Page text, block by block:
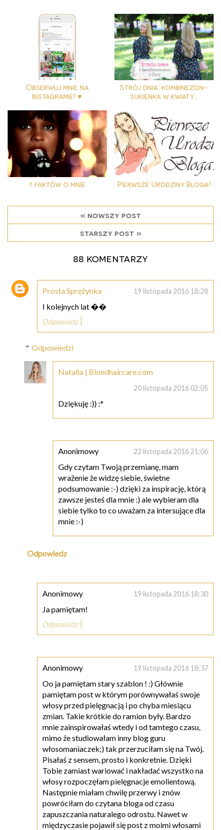
Obserwuj mnie na
Instagramie! ♥
Strój dnia: kombinezon-
sukienka w kwiaty...
7 faktów o mnie Pierwsze Urodziny Bloga!
« nowszy post
starszy post »
88 komentarzy
Prosta Sprężynka 19 listopada 2016 18:28
I kolejnych lat ��
Odpowiedz
Odpowiedzi
Natalia | Blondhaircare.com
20 listopada 2016 02:05
Dziękuję :)) :*
Anonimowy 22 listopada 2016 21:06
Gdy czytam Twoją przemianę, mam
wrażenie że widzę siebie, świetne
podsumowanie :-) dzięki za inspirację, którą
zawsze jesteś dla mnie :) ale wybieram dla
siebie tylko to co uważam za intersujące dla
mnie :-)
Odpowiedz
Anonimowy 19 listopada 2016 18:30
Ja pamiętam!
Odpowiedz
Anonimowy 19 listopada 2016 18:37
Oo ja pamiętam stary szablon ! :) Głównie
pamiętam post w którym porównywałaś swoje
włosy przed pielęgnacją i po chyba miesiącu
zmian. Takie krótkie do ramion były. Bardzo
mnie zainspirowałaś wtedy i od tamtego czasu,
mimo że studiowałam inny blog guru
włosomaniaczek;) tak przerzuciłam się na Twój.
Pisałaś z sensem, prosto i konkretnie. Dzięki
Tobie zamiast wariować i nakładać wszystko na
włosy rozpoczęłam pielęgnacje emolientową.
Następnie miałam chwilę przerwy i znów
powróciłam do czytana bloga od czasu
zapuszczania naturalego odrostu. Nawet w
międzyczasie pojawił się post z moimi włosami